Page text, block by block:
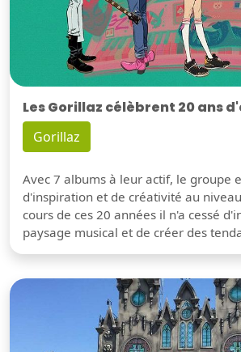
Les Gorillaz célèbrent 20 ans
Gorillaz
Avec 7 albums à leur actif, le groupe
d'inspiration et de créativité au
cours de ces 20 années il n'a cessé
paysage musical et de créer des